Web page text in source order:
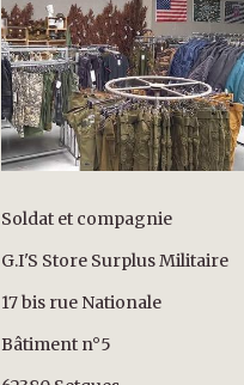
Soldat et compagnie
G.I'S Store Surplus Militaire
17 bis rue Nationale
Bâtiment n°5